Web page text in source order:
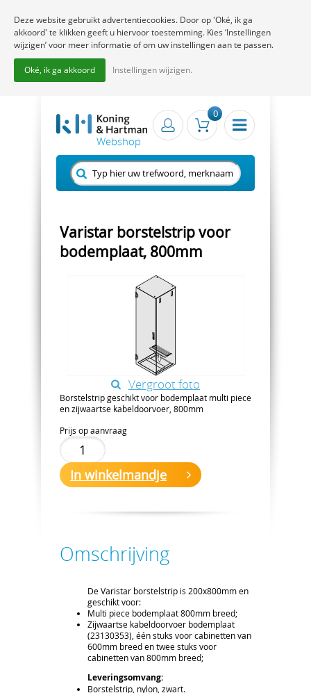
0
Varistar borstelstrip voor
bodemplaat, 800mm
Vergroot foto
Borstelstrip geschikt voor bodemplaat multi piece
en zijwaartse kabeldoorvoer, 800mm
Prijs op aanvraag
In winkelmandje
Omschrijving
De Varistar borstelstrip is 200x800mm en
geschikt voor:
Multi piece bodemplaat 800mm breed;
Zijwaartse kabeldoorvoer bodemplaat
(23130353), één stuks voor cabinetten van
600mm breed en twee stuks voor
cabinetten van 800mm breed;
Leveringsomvang:
Borstelstrip, nylon, zwart.
Deze website gebruikt advertentiecookies. Door op 'Oké, ik ga
akkoord' te klikken geeft u hiervoor toestemming. Kies ‘Instellingen
wijzigen’ voor meer informatie of om uw instellingen aan te passen.
Oké, ik ga akkoord Instellingen wijzigen.